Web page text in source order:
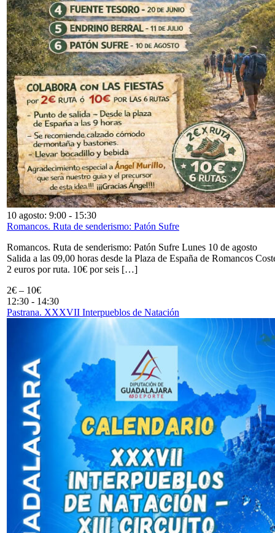
10 agosto: 9:00 - 15:30
Romancos. Ruta de senderismo: Patón Sufre
Romancos. Ruta de senderismo: Patón Sufre Lunes 10 de agosto
Salida a las 09,00 horas desde la Plaza de España de Romancos
2 euros por ruta. 10€ por seis […]
2€ – 10€
12:30 - 14:30
Pastrana. XXXVII Interpueblos de Natación